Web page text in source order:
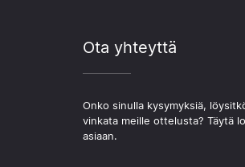
Ota yhteyttä
Onko sinulla kysymyksiä,
vinkata meille ottelusta? Täytä
asiaan.